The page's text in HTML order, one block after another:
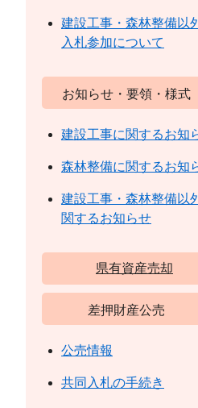
建設工事・森林整備以
入札参加について
お知らせ・要領・様式
建設工事に関するお知
森林整備に関するお知
建設工事・森林整備以
関するお知らせ
県有資産売却
差押財産公売
公売情報
共同入札の手続き